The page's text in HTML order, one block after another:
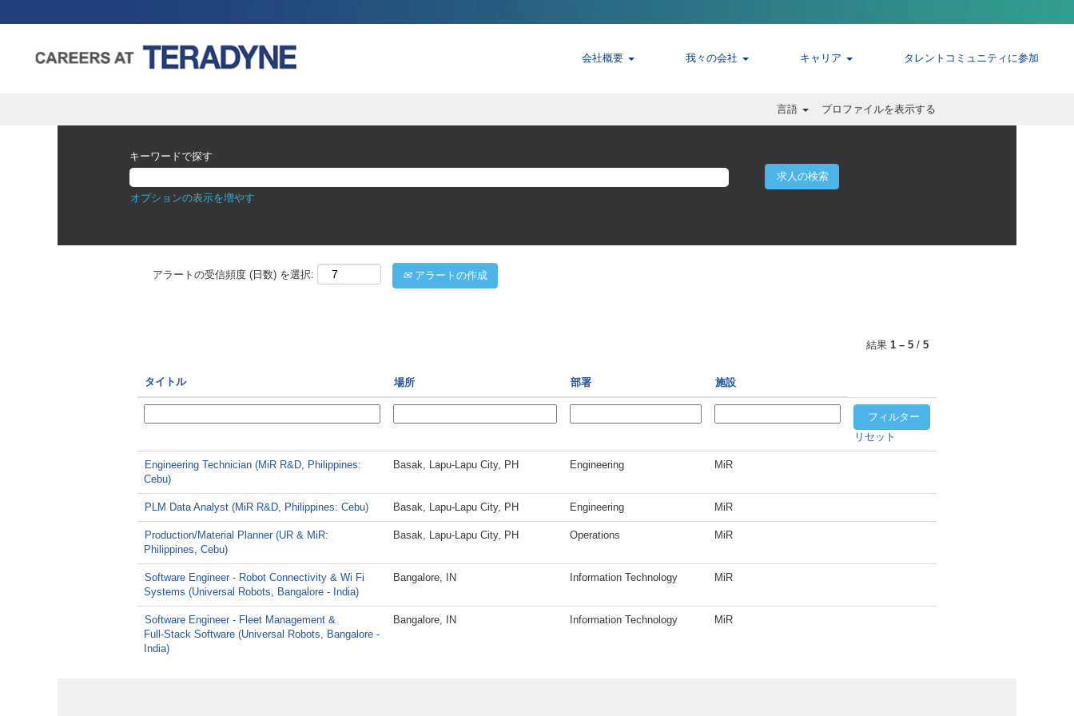
会社概要 我々の会社 キャリア タレントコミュニティに参加
言語 プロファイルを表示する
TECHNICALキーワードで探す
オプションの表示を増やす
アラートの受信頻度 (日数) を選択: アラートの作成
結果 1 – 5 / 5
タイトル 場所 部署 施設
リセット
Engineering Technician (MiR R&D, Philippines:
Cebu)
Basak, Lapu-Lapu City, PH Engineering MiR
PLM Data Analyst (MiR R&D, Philippines: Cebu) Basak, Lapu-Lapu City, PH Engineering MiR
Production/Material Planner (UR & MiR:
Philippines, Cebu)
Basak, Lapu-Lapu City, PH Operations MiR
Software Engineer - Robot Connectivity & Wi Fi
Systems (Universal Robots, Bangalore - India)
Bangalore, IN Information Technology MiR
Software Engineer - Fleet Management &
Full‑Stack Software (Universal Robots, Bangalore -
India)
Bangalore, IN Information Technology MiR